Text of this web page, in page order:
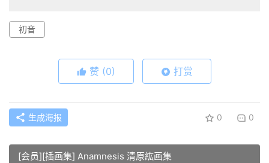
初音
赞 (0) 打赏
生成海报 0 0
[会员][插画集] Anamnesis 清原紘画集